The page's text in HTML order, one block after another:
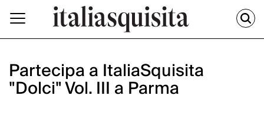
Partecipa a ItaliaSquisita
"Dolci" Vol. III a Parma